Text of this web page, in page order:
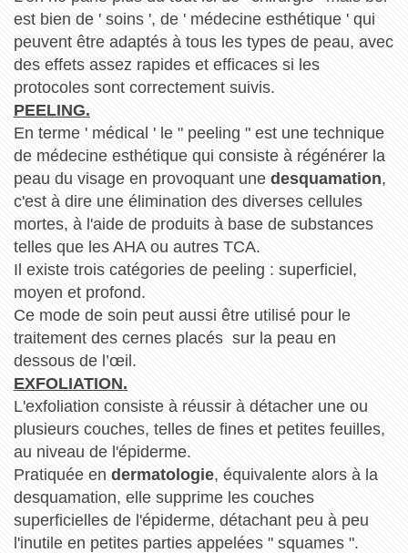
est bien de ' soins ', de ' médecine esthétique ' qui
peuvent être adaptés à tous les types de peau, avec
des effets assez rapides et efficaces si les
protocoles sont correctement suivis.
PEELING.
En terme ' médical ' le " peeling " est une technique
de médecine esthétique qui consiste à régénérer la
peau du visage en provoquant unedesquamation,
c'est à dire une élimination des diverses cellules
mortes, à l'aide de produits à base de substances
telles que les AHA ou autres TCA.
Il existe trois catégories de peeling : superficiel,
moyen et profond.
Ce mode de soin peut aussi être utilisé pour le
traitement des cernes placés sur la peau en
dessous de l’œil.
EXFOLIATION.
L'exfoliation consiste à réussir à détacher une ou
plusieurs couches, telles de fines et petites feuilles,
au niveau de l'épiderme.
Pratiquée en dermatologie, équivalente alors à la
desquamation, elle supprime les couches
superficielles de l'épiderme, détachant peu à peu
l'inutile en petites parties appelées " squames ".